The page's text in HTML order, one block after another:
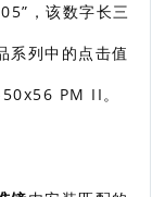
，该数字长三
系列中的点击值
PM II。